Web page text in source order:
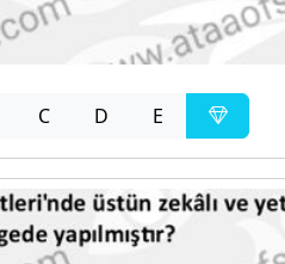
C D E